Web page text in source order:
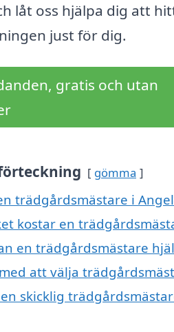
låt oss hjälpa dig att
just för dig.
gratis och utan
gömma
trädgårdsmästare i
kostar en
en trädgårdsmästare
att välja
skicklig